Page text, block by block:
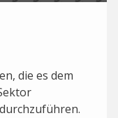
die es dem